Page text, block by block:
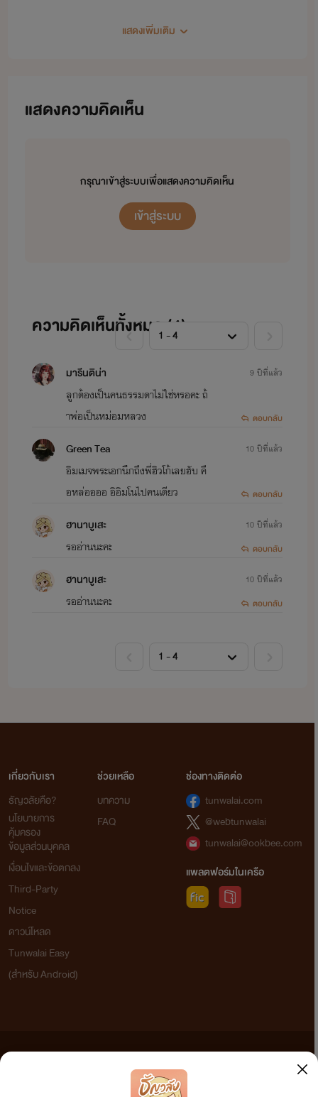
แสดงเพิ่มเติม
แสดงความคิดเห็น
กรุณาเข้าสู่ระบบเพื่อแสดงความคิดเห็น
เข้าสู่ระบบ
ความคิดเห็นทั้งหมด (4)
มารีนติน่า
ลูกต้องเป็นคนธรรมดาไม่ใช่หรอคะ ถ้
าพ่อเป็นหม่อมหลวง
9 ปีที่แล้ว
ตอบกลับ
Green Tea
อิมเมจพระเอกนึกถึงพี่ฮิวโก้เลยฮับ คื
อหล่ออออ อิอิมโนไปคนเดียว
10 ปีที่แล้ว
ตอบกลับ
ฮานาบูเสะ
รออ่านนะคะ
10 ปีที่แล้ว
ตอบกลับ
ฮานาบูเสะ
รออ่านนะคะ
10 ปีที่แล้ว
ตอบกลับ
เกี่ยวกับเรา
ธัญวลัยคือ?
นโยบายการ
คุ้มครอง
ข้อมูลส่วนบุคคล
เงื่อนไขและข้อตกลง
Third-Party
Notice
ดาวน์โหลด
Tunwalai Easy
(สำหรับ Android)
ช่วยเหลือ
บทความ
FAQ
ช่องทางติดต่อ
tunwalai.com
@webtunwalai
tunwalai@ookbee.com
แพลตฟอร์มในเครือ
เว็บไซต์แห่งนี้ไม่ได้เห็นด้วยและไม่ขอรับผิดชอบต่อข้อความใดๆ ทั้งสิ้น ดังนั้นผู้อ่านทุกท่านโปรดใช้
วิจารณญาณในการกลั่นกรองด้วยตนเอง และหากท่านพบข้อความใดๆ ที่ขัดต่อกฎหมายและศีลธรรม